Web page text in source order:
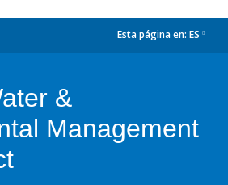
Esta página en: ES
&
Management